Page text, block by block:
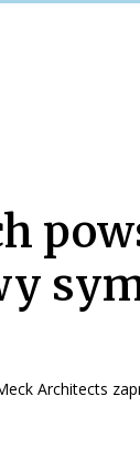
Architects